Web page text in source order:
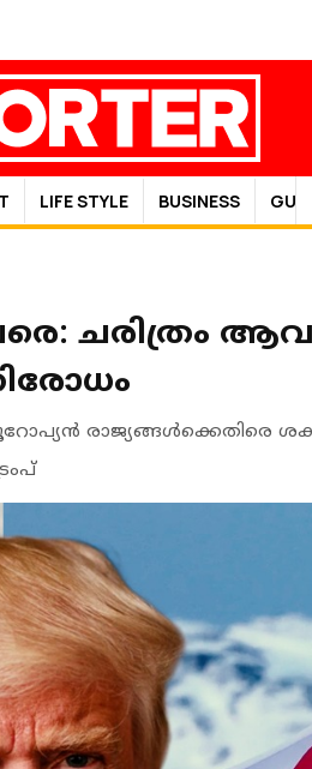
LIFE STYLE BUSINESS
ചരിത്രം
രാജ്യങ്ങള്‍ക്കെതിരെ